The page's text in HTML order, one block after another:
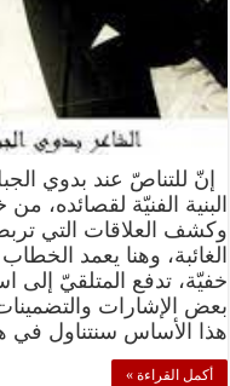
إنّ للتناصّ عند بدوي
البنية الفنيّة لقصائده،
وكشف العلاقات التي
الغائبة، وهنا يعمد
خفيّة، تدفع المتلقيّ إلى
بعض الإشارات
هذا الأساس سنتناول في
أكمل القراءة »